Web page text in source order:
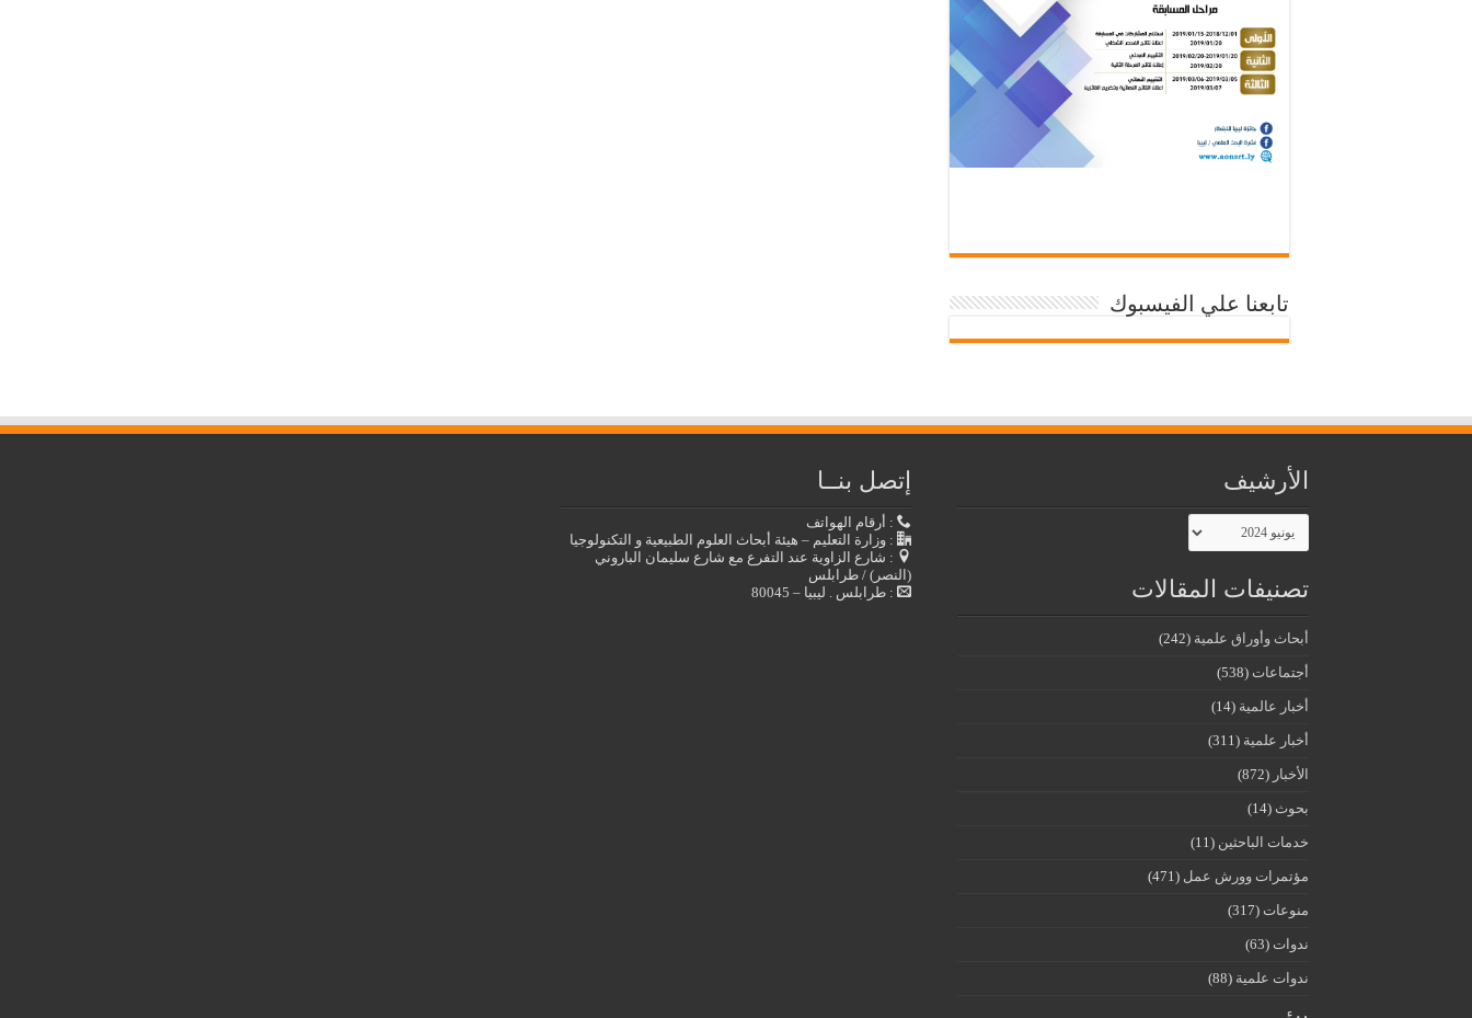
تابعنا علي الفيسبوك
الأرشيف
الأرشيف
تصنيفات المقالات
أبحاث وأوراق علمية (242)
أجتماعات (538)
أخبار عالمية (14)
أخبار علمية (311)
الأخبار (872)
بحوث (14)
خدمات الباحثين (11)
مؤتمرات وورش عمل (471)
منوعات (317)
ندوات (63)
ندوات علمية (88)
إتصل بنــا
: أرقام الهواتف
: وزارة التعليم – هيئة أبحاث العلوم الطبيعية و التكنولوجيا
: شارع الزاوية عند التفرع مع شارع سليمان الباروني
(النصر) / طرابلس
: طرابلس . ليبيا – 80045